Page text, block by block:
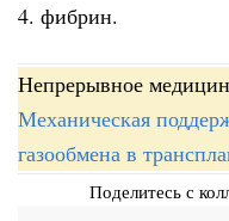
4. фибрин.
Непрерывное
Механическая
газообмена в
Поделитесь с